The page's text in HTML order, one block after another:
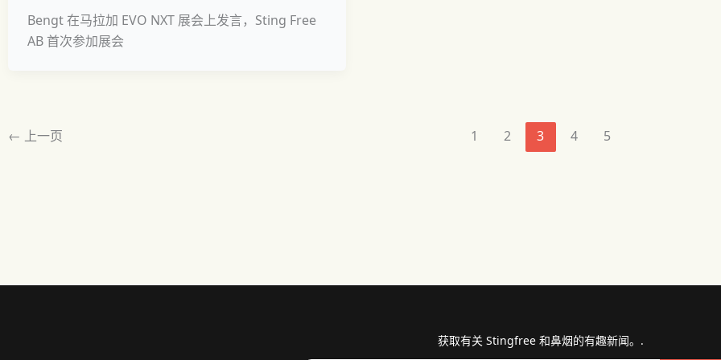
Bengt 在马拉加 EVO NXT 展会上发言，Sting Free
AB 首次参加展会
← 上一页 1 2 3 4 5
获取有关 Stingfree 和鼻烟的有趣新闻。.